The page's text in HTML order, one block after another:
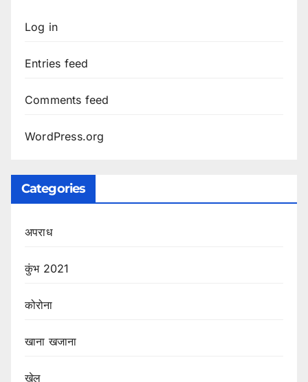
Log in
Entries feed
Comments feed
WordPress.org
Categories
अपराध
कुंभ 2021
कोरोना
खाना खजाना
खेल